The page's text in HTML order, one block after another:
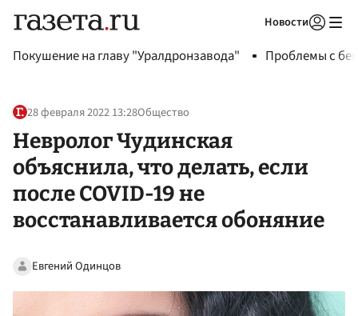
Новости
Покушение на главу "Уралдронзавода" Проблемы с
28 февраля 2022 13:28Общество
Невролог Чудинская
объяснила, что делать, если
после COVID-19 не
восстанавливается обоняние
Евгений Одинцов